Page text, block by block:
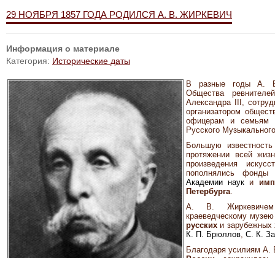
29 НОЯБРЯ 1857 ГОДА РОДИЛСЯ А. В. ЖИРКЕВИЧ
Информация о материале
Категория: Исторические даты
В разные годы А.
Общества
Александра III,
организатором
офицерам и семьям
Русского
Большую
протяжении всей
произведения
пополнялись
Академии наук и
Петербурга.
А. В. Жиркевичем
краеведческому
русских и зарубежных
К. П. Брюллов, С. К.
Благодаря усилиям